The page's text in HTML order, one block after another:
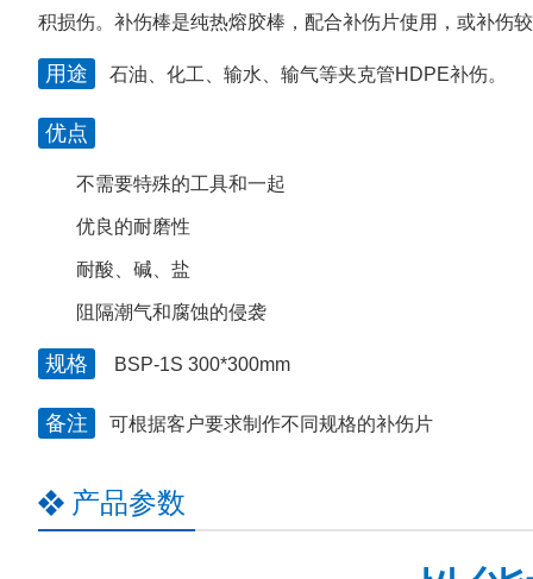
积损伤。补伤棒是纯热熔胶棒，配合补伤片使用，或补伤
用途 石油、化工、输水、输气等夹克管HDPE补伤。
优点
不需要特殊的工具和一起
优良的耐磨性
耐酸、碱、盐
阻隔潮气和腐蚀的侵袭
规格 BSP-1S 300*300mm
备注 可根据客户要求制作不同规格的补伤片
产品参数